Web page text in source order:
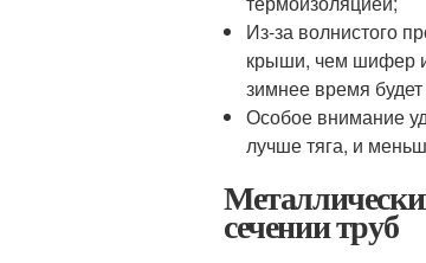
Из-за волнистого
крыши, чем шифер
зимнее время
Особое внимание
лучше тяга, и
сечении труб